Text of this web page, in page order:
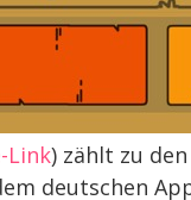
Link) zählt zu
deutschen